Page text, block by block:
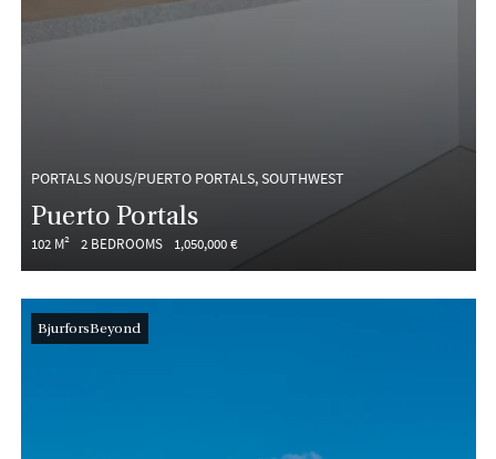
PORTALS NOUS/PUERTO PORTALS, SOUTHWEST
Puerto Portals
102 M² 2 BEDROOMS 1,050,000 €
BjurforsBeyond